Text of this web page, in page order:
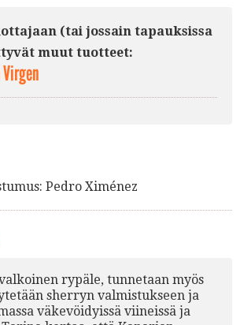
(tai jossain tapauksissa
muut tuotteet:
Pedro Ximénez
rypäle, tunnetaan myös
sherryn valmistukseen ja
väkevöidyissä viineissä ja